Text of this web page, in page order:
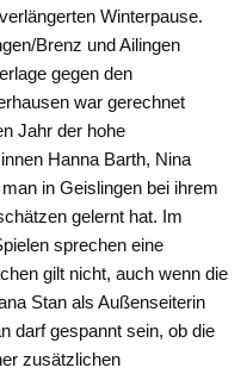
Winterpause.
Brenz und Ailingen
gegen den
war gerechnet
Jahr der hohe
Hanna Barth, Nina
in Geislingen bei ihrem
gelernt hat. Im
sprechen eine
gilt nicht, auch wenn die
Stan als Außenseiterin
darf gespannt sein, ob die
zusätzlichen